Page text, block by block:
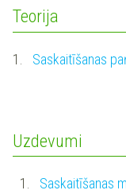
Teorija
1. Saskaitīšanas
Uzdevumi
1. Saskaitīšanas